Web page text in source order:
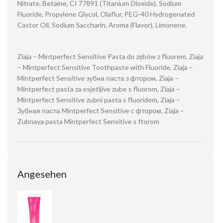
Nitrate, Betaine, CI 77891 (Titanium Dioxide), Sodium
Fluoride, Propylene Glycol, Olaflur, PEG-40 Hydrogenated
Castor Oil, Sodium Saccharin, Aroma (Flavor), Limonene.
Ziaja – Mintperfect Sensitive Pasta do zębów z fluorem, Ziaja
– Mintperfect Sensitive Toothpaste with Fluoride, Ziaja –
Mintperfect Sensitive зубна паста з фтором, Ziaja –
Mintperfect pasta za osjetljive zube s fluorom, Ziaja –
Mintperfect Sensitive zubní pasta s fluoridem, Ziaja –
Зубная паста Mintperfect Sensitive с фтором, Ziaja –
Zubnaya pasta Mintperfect Sensitive s ftorom
Angesehen